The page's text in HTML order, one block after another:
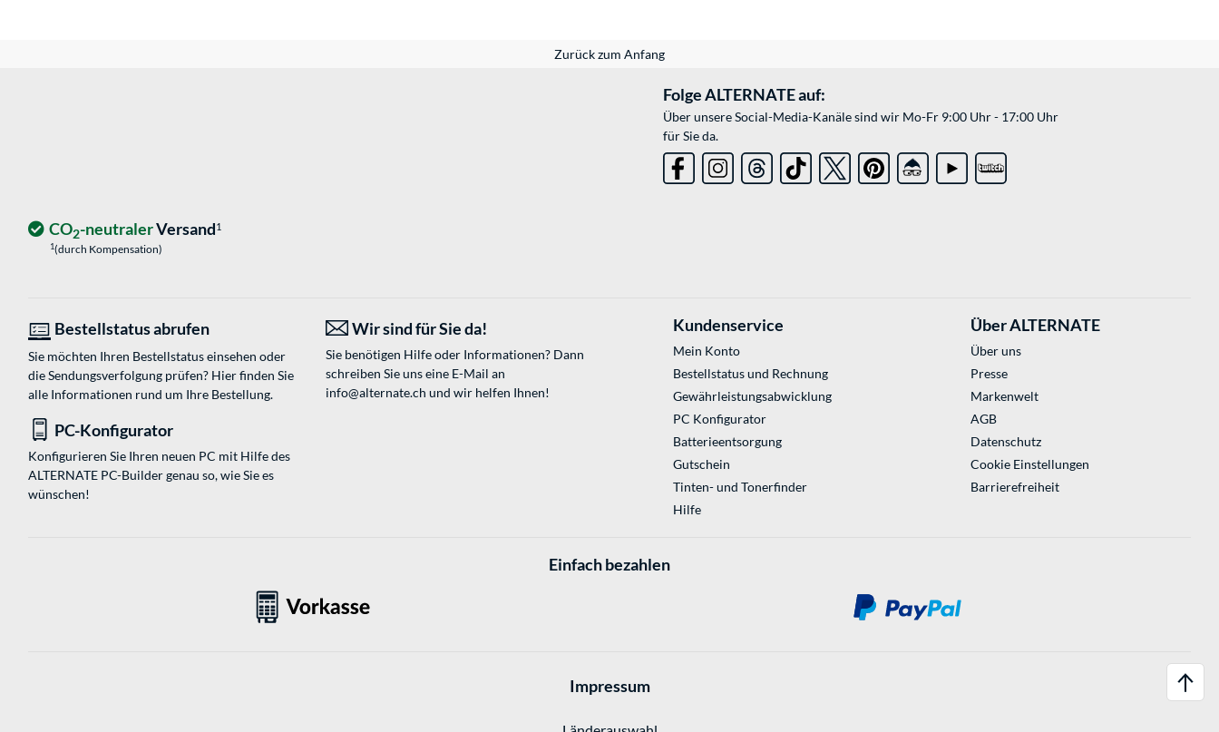
Zurück zum Anfang
Folge ALTERNATE auf:
Über unsere Social-Media-Kanäle sind wir Mo-Fr 9:00 Uhr - 17:00 Uhr
für Sie da.
CO2-neutralerVersand1
1(durch Kompensation)
Bestellstatus abrufen
Sie möchten Ihren Bestellstatus einsehen oder
die Sendungsverfolgung prüfen? Hier finden Sie
alle Informationen rund um Ihre Bestellung.
Wir sind für Sie da!
Sie benötigen Hilfe oder Informationen? Dann
schreiben Sie uns eine E-Mail an
info@alternate.ch und wir helfen Ihnen!
PC-Konfigurator
Konfigurieren Sie Ihren neuen PC mit Hilfe des
ALTERNATE PC-Builder genau so, wie Sie es
wünschen!
Kundenservice
Mein Konto
Bestellstatus und Rechnung
Gewährleistungsabwicklung
PC Konfigurator
Batterieentsorgung
Gutschein
Tinten- und Tonerfinder
Hilfe
Über ALTERNATE
Über uns
Presse
Markenwelt
AGB
Datenschutz
Cookie Einstellungen
Barrierefreiheit
Einfach bezahlen
Impressum